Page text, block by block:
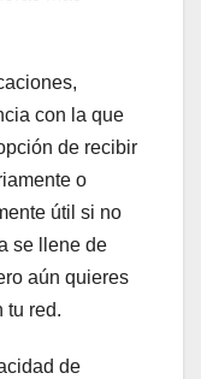
con la que
de recibir
o
útil si no
se llene de
aún quieres
tu red.
de